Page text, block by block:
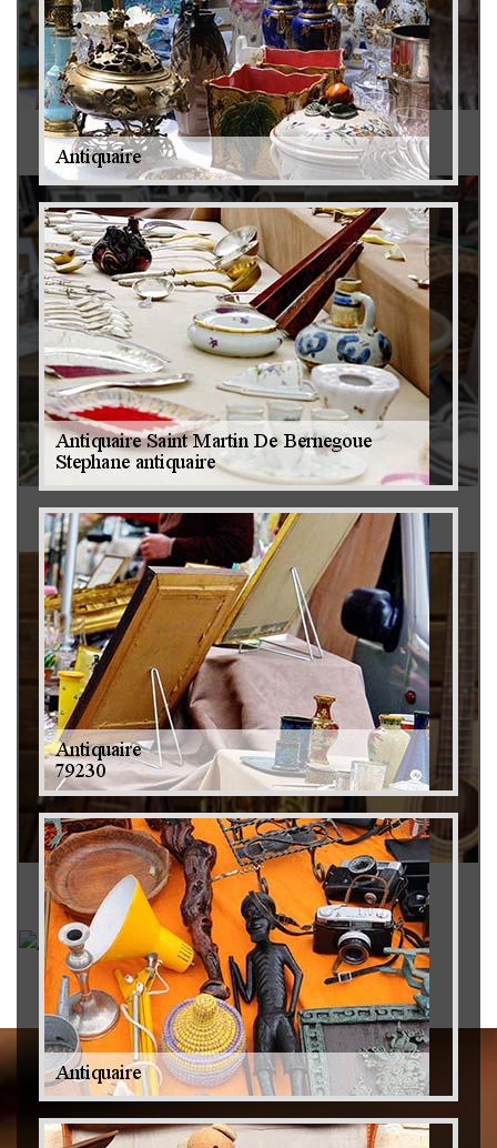
Antiquaire 79
Brocanteur 79
Rachat instrument de musique 79
Achat antiquité 79